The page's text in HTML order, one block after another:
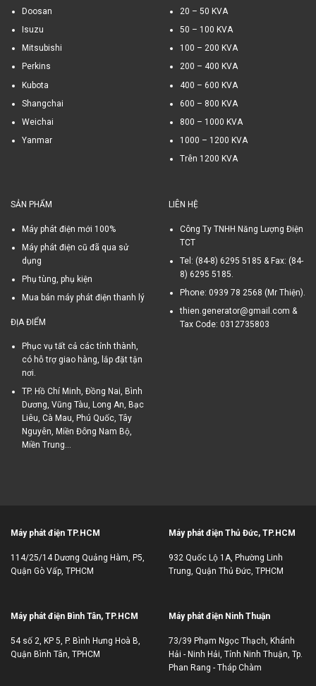
Doosan
Isuzu
Mitsubishi
Perkins
Kubota
Shangchai
Weichai
Yanmar
20 – 50 KVA
50 – 100 KVA
100 – 200 KVA
200 – 400 KVA
400 – 600 KVA
600 – 800 KVA
800 – 1000 KVA
1000 – 1200 KVA
Trên 1200 KVA
SẢN PHẨM
Máy phát điện mới 100%
Máy phát điện cũ đã qua sử
dụng
Phụ tùng, phụ kiện
Mua bán máy phát điện thanh lý
ĐỊA ĐIỂM
Phục vụ tất cả các tỉnh thành,
có hỗ trợ giao hàng, lắp đặt tận
nơi.
TP. Hồ Chí Minh, Đồng Nai, Bình
Dương, Vũng Tàu, Long An, Bạc
Liêu, Cà Mau, Phú Quốc, Tây
Nguyên, Miền Đông Nam Bộ,
Miền Trung...
LIÊN HỆ
Công Ty TNHH Năng Lượng Điện
TCT
Tel: (84-8) 6295 5185 & Fax: (84-
8) 6295 5185.
Phone: 0939 78 2568 (Mr Thiện).
thien.generator@gmail.com &
Tax Code: 0312735803
Máy phát điện TP.HCM
114/25/14 Dương Quảng Hàm, P5,
Quận Gò Vấp, TPHCM
Máy phát điện Thủ Đức, TP.HCM
932 Quốc Lộ 1A, Phường Linh
Trung, Quận Thủ Đức, TPHCM
Máy phát điện Bình Tân, TP.HCM
54 số 2, KP 5, P. Bình Hưng Hoà B,
Quận Bình Tân, TPHCM
Máy phát điện Ninh Thuận
73/39 Phạm Ngọc Thạch, Khánh
Hải - Ninh Hải, Tỉnh Ninh Thuận, Tp.
Phan Rang - Tháp Chàm